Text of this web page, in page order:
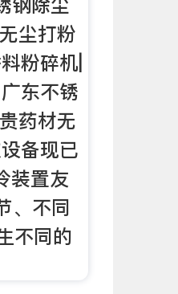
尘打粉
粉碎机|
东不锈
药材无
备现已
装置友
、不同
不同的